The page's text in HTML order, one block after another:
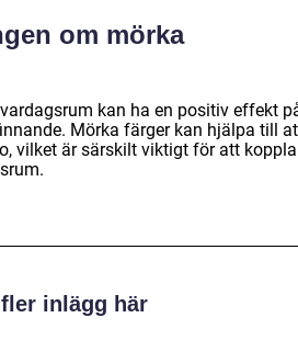
om mörka
kan ha en positiv effekt
Mörka färger kan hjälpa till
vilket är särskilt viktigt för att
inlägg här